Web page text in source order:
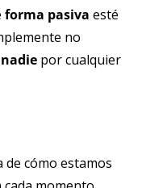
forma pasiva
no
nadie por cualquier
de cómo estamos